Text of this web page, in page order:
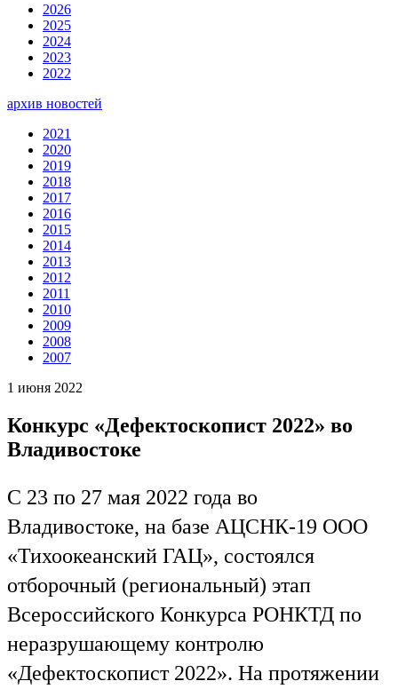
2026
2025
2024
2023
2022
архив новостей
2021
2020
2019
2018
2017
2016
2015
2014
2013
2012
2011
2010
2009
2008
2007
1 июня 2022
Конкурс «Дефектоскопист 2022» во
Владивостоке
С 23 по 27 мая 2022 года во
Владивостоке, на базе АЦСНК-19 ООО
«Тихоокеанский ГАЦ», состоялся
отборочный (региональный) этап
Всероссийского Конкурса РОНКТД по
неразрушающему контролю
«Дефектоскопист 2022». На протяжении